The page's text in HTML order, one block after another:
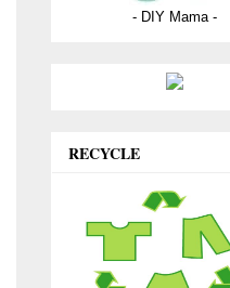
- DIY Mama -
RECYCLE